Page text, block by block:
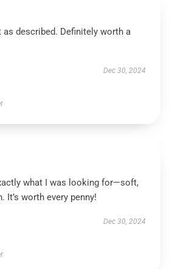
as described. Definitely worth a
Dec 30, 2024
what I was looking for—soft,
It’s worth every penny!
Dec 30, 2024